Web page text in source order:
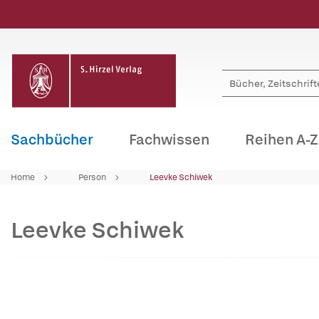
Sachbücher Fachwissen Reihen A-Z
Home Person Leevke Schiwek
Leevke Schiwek